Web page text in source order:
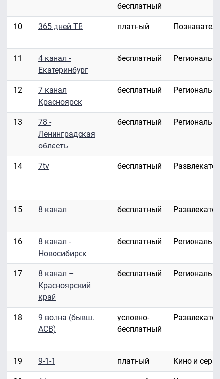
бесплатный
10 365 дней ТВ платный
11
4 канал -
Екатеринбург
бесплатный
12
7 канал
Красноярск
бесплатный
13
78 -
Ленинградская
область
бесплатный
14 7tv бесплатный
15 8 канал бесплатный
16
8 канал -
Новосибирск
бесплатный
17
8 канал –
Красноярский
край
бесплатный
18
9 волна (бывш.
АСВ)
условно-
бесплатный
19 9-1-1 платный Кино и